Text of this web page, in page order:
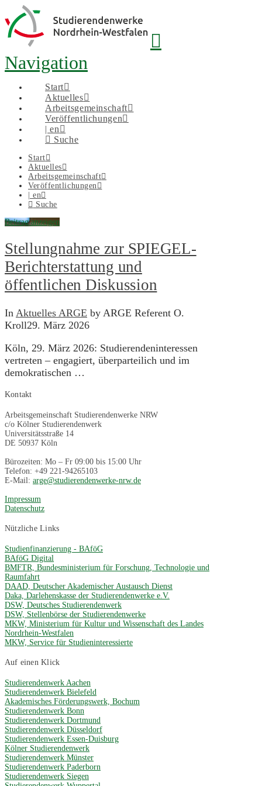
Navigation
Start
Aktuelles
Arbeitsgemeinschaft
Veröffentlichungen
| en
Suche
Start
Aktuelles
Arbeitsgemeinschaft
Veröffentlichungen
| en
Suche
Beitrag anzeigen
Stellungnahme zur SPIEGEL-
Berichterstattung und
öffentlichen Diskussion
In Aktuelles ARGE by ARGE Referent O.
Kroll29. März 2026
Köln, 29. März 2026: Studierendeninteressen
vertreten – engagiert, überparteilich und im
demokratischen …
Kontakt
Arbeitsgemeinschaft Studierendenwerke NRW
c/o Kölner Studierendenwerk
Universitätsstraße 14
DE 50937 Köln
Bürozeiten: Mo – Fr 09:00 bis 15:00 Uhr
Telefon: +49 221-94265103
E-Mail: arge@studierendenwerke-nrw.de
Impressum
Datenschutz
Nützliche Links
Studienfinanzierung - BAföG
BAföG Digital
BMFTR, Bundesministerium für Forschung, Technologie und
Raumfahrt
DAAD, Deutscher Akademischer Austausch Dienst
Daka, Darlehenskasse der Studierendenwerke e.V.
DSW, Deutsches Studierendenwerk
DSW, Stellenbörse der Studierendenwerke
MKW, Ministerium für Kultur und Wissenschaft des Landes
Nordrhein-Westfalen
MKW, Service für Studieninteressierte
Auf einen Klick
Studierendenwerk Aachen
Studierendenwerk Bielefeld
Akademisches Förderungswerk, Bochum
Studierendenwerk Bonn
Studierendenwerk Dortmund
Studierendenwerk Düsseldorf
Studierendenwerk Essen-Duisburg
Kölner Studierendenwerk
Studierendenwerk Münster
Studierendenwerk Paderborn
Studierendenwerk Siegen